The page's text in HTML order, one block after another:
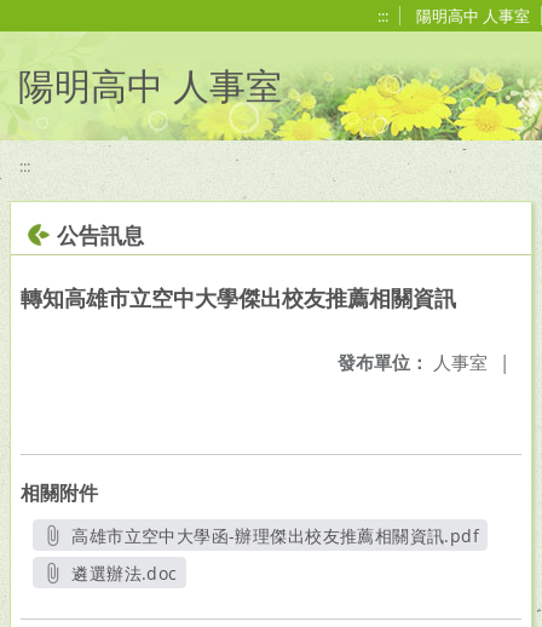
::: 陽明高中 人事室
陽明高中 人事室
:::
公告訊息
轉知高雄市立空中大學傑出校友推薦相關資訊
發布單位： 人事室 |
相關附件
高雄市立空中大學函-辦理傑出校友推薦相關資訊.pdf
遴選辦法.doc